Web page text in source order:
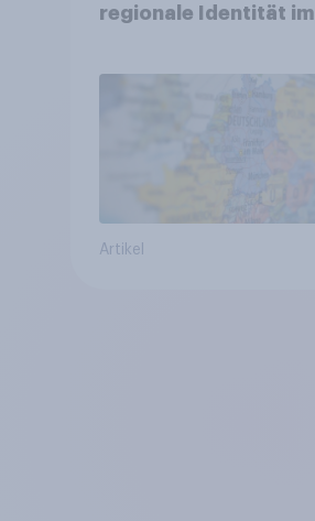
regionale Identität im
Artikel